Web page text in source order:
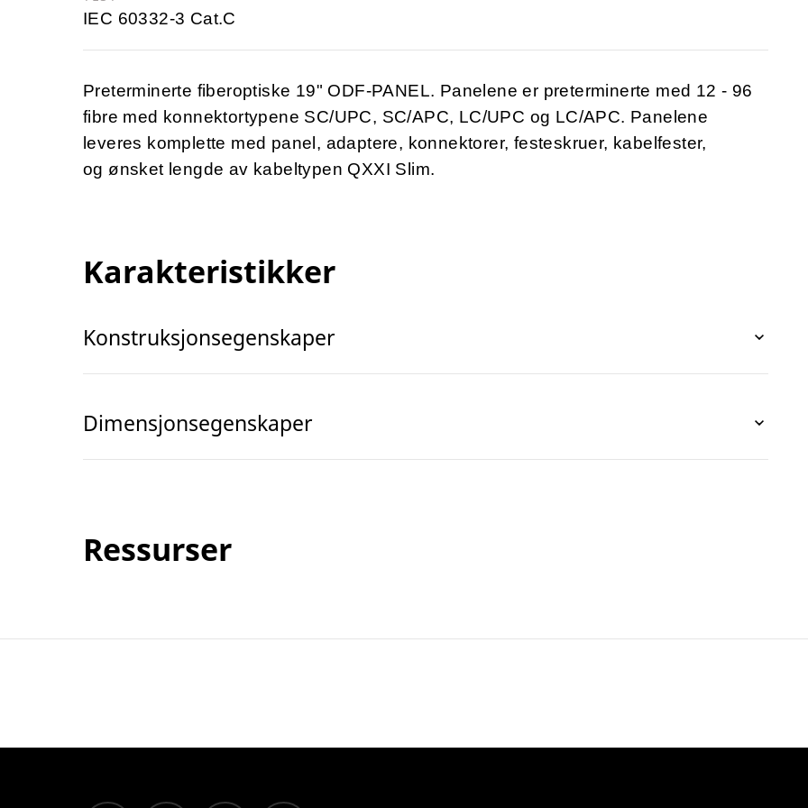
IEC 60332-3 Cat.C
Preterminerte fiberoptiske 19" ODF-PANEL. Panelene er preterminerte med 12 - 96
fibre med konnektortypene SC/UPC, SC/APC, LC/UPC og LC/APC. Panelene
leveres komplette med panel, adaptere, konnektorer, festeskruer, kabelfester,
og ønsket lengde av kabeltypen QXXI Slim.
Karakteristikker
Konstruksjonsegenskaper
Dimensjonsegenskaper
Ressurser